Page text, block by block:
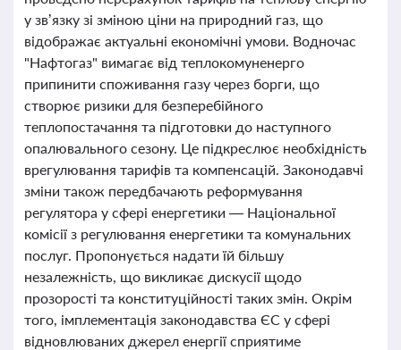
у зв’язку зі зміною ціни на природний газ, що
відображає актуальні економічні умови. Водночас
"Нафтогаз" вимагає від теплокомуненерго
припинити споживання газу через борги, що
створює ризики для безперебійного
теплопостачання та підготовки до наступного
опалювального сезону. Це підкреслює необхідність
врегулювання тарифів та компенсацій. Законодавчі
зміни також передбачають реформування
регулятора у сфері енергетики — Національної
комісії з регулювання енергетики та комунальних
послуг. Пропонується надати їй більшу
незалежність, що викликає дискусії щодо
прозорості та конституційності таких змін. Окрім
того, імплементація законодавства ЄС у сфері
відновлюваних джерел енергії сприятиме